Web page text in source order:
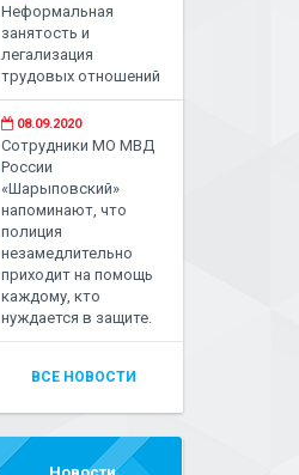
Неформальная
занятость и
легализация
трудовых отношений
08.09.2020
Сотрудники МО МВД
России
«Шарыповский»
напоминают, что
полиция
незамедлительно
приходит на помощь
каждому, кто
нуждается в защите.
ВСЕ НОВОСТИ